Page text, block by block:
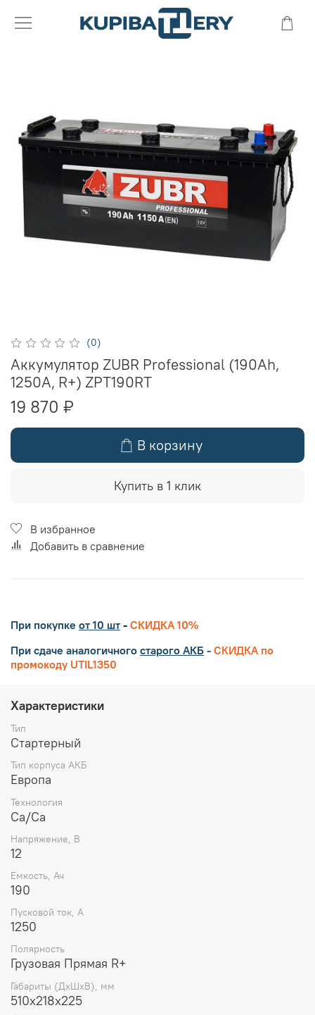
(0)
Аккумулятор ZUBR Professional (190Ah,
1250A, R+) ZPT190RT
19 870 ₽
В корзину
Купить в 1 клик
В избранное
Добавить в сравнение
При покупке от 10 шт - СКИДКА 10%
При сдаче аналогичного старого АКБ - СКИДКА по
промокоду UTIL1350
Характеристики
Тип
Стартерный
Тип корпуса АКБ
Европа
Технология
Ca/Ca
Напряжение, В
12
Емкость, Ач
190
Пусковой ток, А
1250
Полярность
Грузовая Прямая R+
Габариты (ДхШхВ), мм
510x218x225